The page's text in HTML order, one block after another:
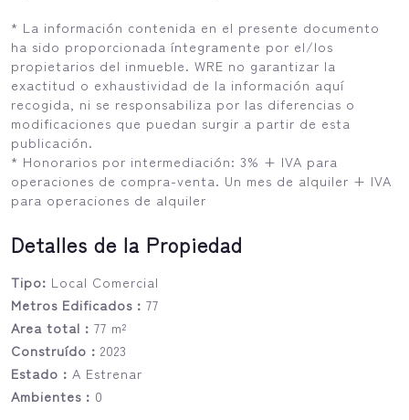
* La información contenida en el presente documento
ha sido proporcionada íntegramente por el/los
propietarios del inmueble. WRE no garantizar la
exactitud o exhaustividad de la información aquí
recogida, ni se responsabiliza por las diferencias o
modificaciones que puedan surgir a partir de esta
publicación.
* Honorarios por intermediación: 3% + IVA para
operaciones de compra-venta. Un mes de alquiler + IVA
para operaciones de alquiler
Detalles de la Propiedad
Tipo: Local Comercial
Metros Edificados : 77
Area total : 77 m²
Construído : 2023
Estado : A Estrenar
Ambientes : 0